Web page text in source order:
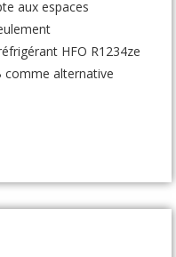
aux espaces
HFO R1234ze
comme alternative